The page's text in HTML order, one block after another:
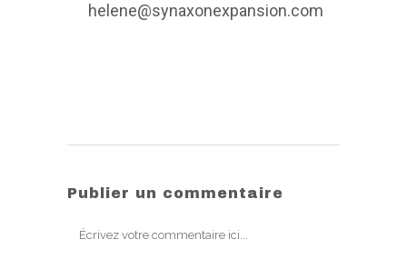
helene@synaxonexpansion.com
Publier un commentaire